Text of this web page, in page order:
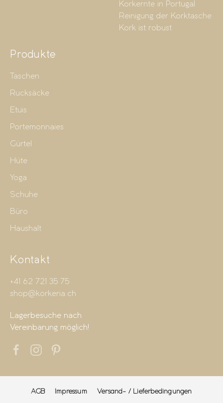
Korkernte in Portugal
Reinigung der Korktasche
Kork ist robust
Produkte
Taschen
Rucksäcke
Etuis
Portemonnaies
Gürtel
Hüte
Yoga
Schuhe
Büro
Haushalt
Kontakt
+41 62 721 35 75
shop@korkeria.ch
Lagerbesuche nach
Vereinbarung möglich!
AGB Impressum
Versand- / Lieferbedingungen